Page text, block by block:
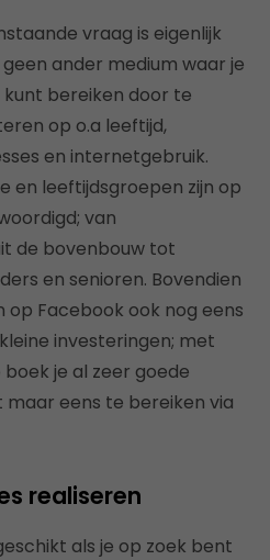
vraag is eigenlijk
ander medium waar je
bereiken door te
op o.a leeftijd,
en internetgebruik.
en leeftijdsgroepen zijn op
van
de bovenbouw tot
en senioren. Bovendien
Facebook ook nog eens
investeringen; met
je al zeer goede
eens te bereiken via
realiseren
als je op zoek bent